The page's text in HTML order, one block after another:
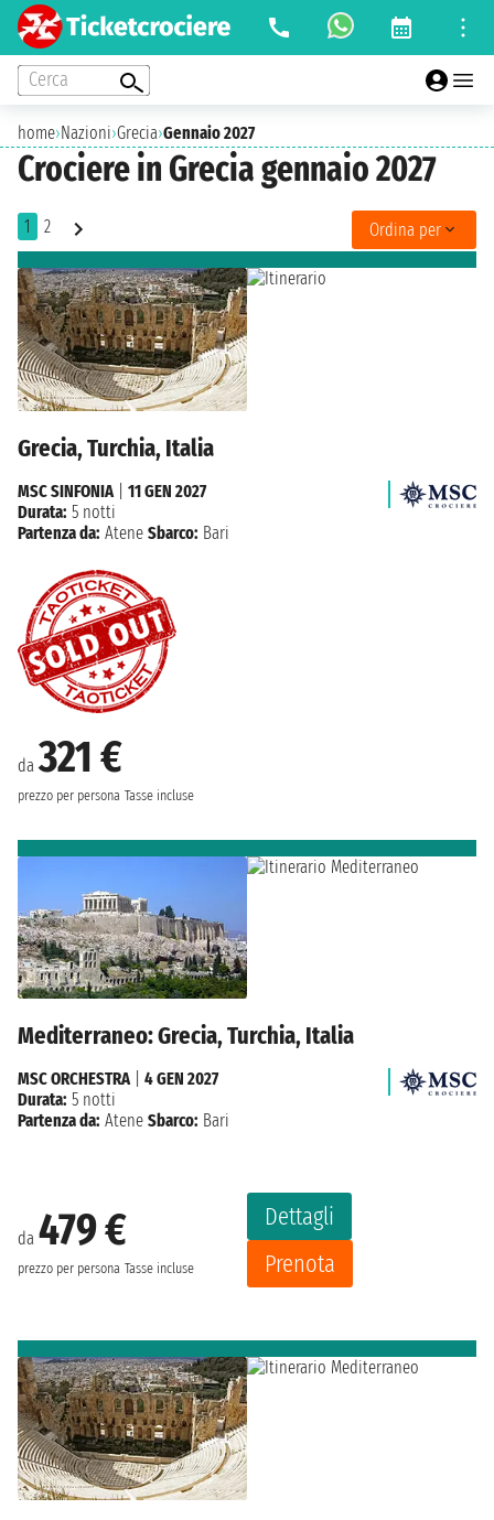
Cerca
home›Nazioni›Grecia›Gennaio 2027
Crociere in Grecia gennaio 2027
1 2 Ordina per
Grecia, Turchia, Italia
da321 €
prezzo per persona Tasse incluse
MSC SINFONIA
11 GEN 2027
Durata: 5 notti
Partenza da: Atene Sbarco: Bari
Mediterraneo: Grecia, Turchia, Italia
da 479 €
prezzo per persona Tasse incluse
Dettagli
Prenota
MSC ORCHESTRA| 4 GEN 2027
Durata: 5 notti
Partenza da: Atene Sbarco: Bari